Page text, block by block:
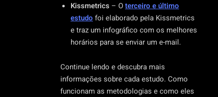
Kissmetrics – Oterceiro e último
estudo foi elaborado pela Kissmetrics
e traz um infográfico com os melhores
horários para se enviar um e-mail.
Continue lendo e descubra mais
informações sobre cada estudo. Como
funcionam as metodologias e como eles